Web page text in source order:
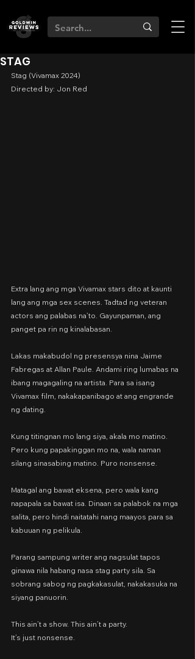
STAG
Stag (Vivamax 2024)
Directed by: Jon Red
Extra lang ang mga Vivamax stars dito at kaunti
lang ang mga sex scenes. Tadtad ng veteran
actors ang palabas na’to. Gayunpaman, ang
panget pa rin ng kinalabasan.
Lakas makabudol ng presensya nina Jaime
Fabregas at Allan Paule. Andami ring lumabas na
ibang magagaling na artista. Para sa isang
Vivamax film, nakakapanibago at ang engrande
ng dating.
Kung titingnan mo lang siya, akala mo matino.
Pero kung papakinggan mo na, wala naman
silang sinasabing matino. Puro nonsense.
Matagal ang bawat eksena, pero wala kang
napapala sa bawat isa. Dinaan sa palabok na mga
salita, pero hindi naitatahi nang maayos para sa
kabuuan ng pelikula.
Parang sampung writer ang nagsulat tapos
ginawa nila habang nasa stag party sila. Sa
sobrang sabog ng pagkakasulat, nakakasuka na
siyang panuorin.
This ain’t a show. This ain’t a party.
It’s just nonsense.